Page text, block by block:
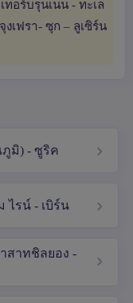
ทอร์บรุนเนน - ทะเล
เฟรา- ซุก – ลูเซิร์น
มิ) - ซูริค
ไรน์ - เบิร์น
าสาทชิลยอง -